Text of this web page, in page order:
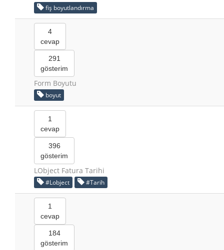
fiş boyutlandırma
4
cevap
291
gösterim
Form Boyutu
boyut
1
cevap
396
gösterim
LObject Fatura Tarihi
#Lobject #Tarih
1
cevap
184
gösterim